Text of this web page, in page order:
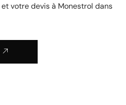
votre devis à Monestrol dans